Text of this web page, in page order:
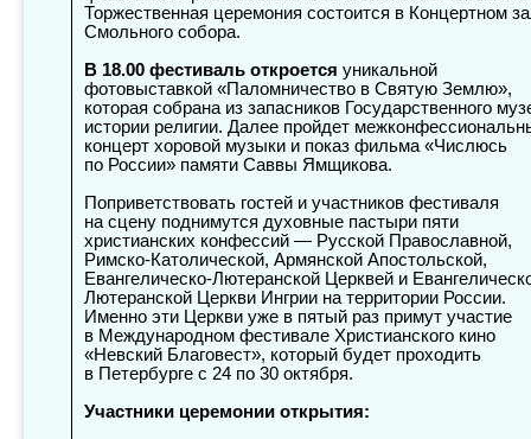
Торжественная церемония состоится в Концертном
Смольного собора.
В 18.00 фестиваль откроется уникальной
фотовыставкой «Паломничество в Святую Землю»,
которая собрана из запасников Государственного
истории религии. Далее пройдет
концерт хоровой музыки и показ фильма «Числюсь
по России» памяти Саввы Ямщикова.
Поприветствовать гостей и участников фестиваля
на сцену поднимутся духовные пастыри пяти
христианских конфессий — Русской Православной,
Римско-Католической, Армянской Апостольской,
Евангелическо-Лютеранской Церквей и
Лютеранской Церкви Ингрии на территории России.
Именно эти Церкви уже в пятый раз примут участие
в Международном фестивале Христианского кино
«Невский Благовест», который будет проходить
в Петербурге с 24 по 30 октября.
Участники церемонии открытия: